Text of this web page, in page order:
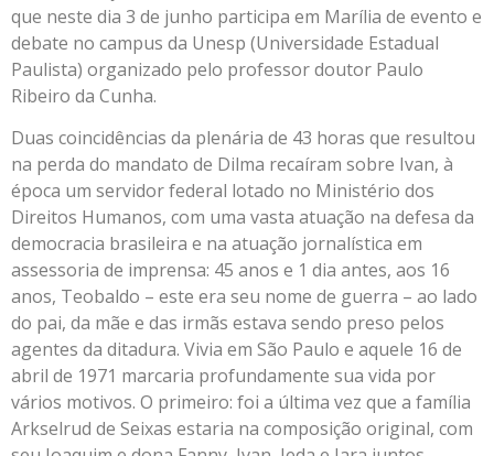
que neste dia 3 de junho participa em Marília de evento e
debate no campus da Unesp (Universidade Estadual
Paulista) organizado pelo professor doutor Paulo
Ribeiro da Cunha.
Duas coincidências da plenária de 43 horas que resultou
na perda do mandato de Dilma recaíram sobre Ivan, à
época um servidor federal lotado no Ministério dos
Direitos Humanos, com uma vasta atuação na defesa da
democracia brasileira e na atuação jornalística em
assessoria de imprensa: 45 anos e 1 dia antes, aos 16
anos, Teobaldo – este era seu nome de guerra – ao lado
do pai, da mãe e das irmãs estava sendo preso pelos
agentes da ditadura. Vivia em São Paulo e aquele 16 de
abril de 1971 marcaria profundamente sua vida por
vários motivos. O primeiro: foi a última vez que a família
Arkselrud de Seixas estaria na composição original, com